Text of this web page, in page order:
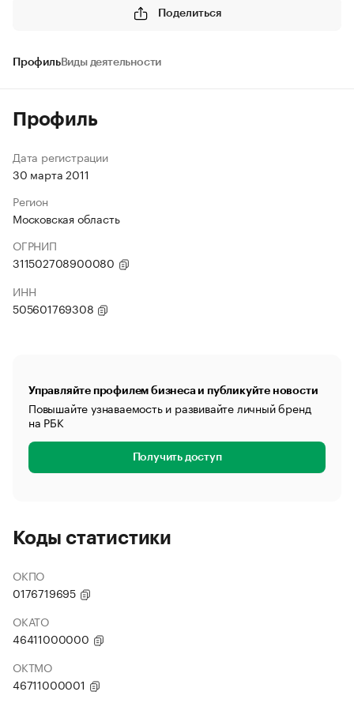
Поделиться
ПрофильВиды деятельности
Профиль
Дата регистрации
30 марта 2011
Регион
Московская область
ОГРНИП
311502708900080
ИНН
505601769308
Управляйте профилем бизнеса и публикуйте новости
Повышайте узнаваемость и развивайте личный бренд
на РБК
Получить доступ
Коды статистики
ОКПО
0176719695
ОКАТО
46411000000
ОКТМО
46711000001